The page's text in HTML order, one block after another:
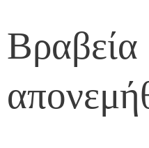
Βραβεία